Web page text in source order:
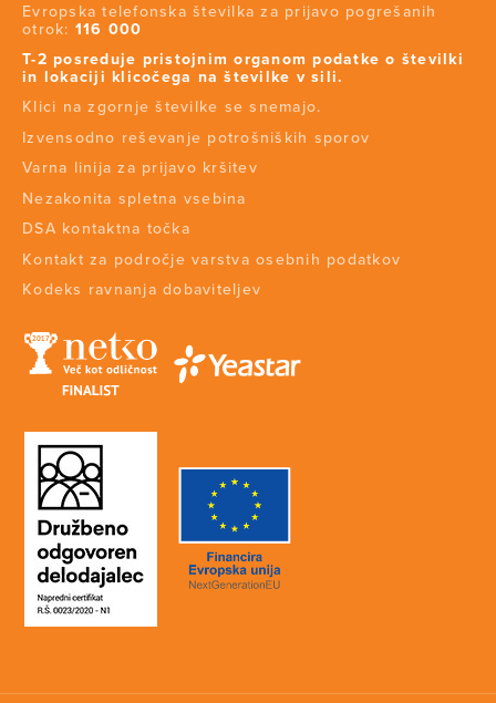
Evropska telefonska številka za prijavo pogrešanih
otrok: 116 000
T-2 posreduje pristojnim organom podatke o številki
in lokaciji klicočega na številke v sili.
Klici na zgornje številke se snemajo.
Izvensodno reševanje potrošniških sporov
Varna linija za prijavo kršitev
Nezakonita spletna vsebina
DSA kontaktna točka
Kontakt za področje varstva osebnih podatkov
Kodeks ravnanja dobaviteljev